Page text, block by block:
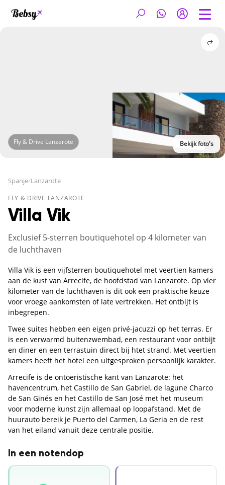
Fly & Drive Lanzarote Bekijk foto's
Spanje/Lanzarote
FLY & DRIVE LANZAROTE
Villa Vik
Exclusief 5-sterren boutiquehotel op 4 kilometer van
de luchthaven
Villa Vik is een vijfsterren boutiquehotel met veertien kamers
aan de kust van Arrecife, de hoofdstad van Lanzarote. Op vier
kilometer van de luchthaven is dit ook een praktische keuze
voor vroege aankomsten of late vertrekken. Het ontbijt is
inbegrepen.
Twee suites hebben een eigen privé-jacuzzi op het terras. Er
is een verwarmd buitenzwembad, een restaurant voor ontbijt
en diner en een terrastuin direct bij htet strand. Met veertien
kamers heeft het hotel een uitgesproken persoonlijk karakter.
Arrecife is de ontoeristische kant van Lanzarote: het
havencentrum, het Castillo de San Gabriel, de lagune Charco
de San Ginés en het Castillo de San José met het museum
voor moderne kunst zijn allemaal op loopafstand. Met de
huurauto bereik je Puerto del Carmen, La Geria en de rest
van het eiland vanuit deze centrale positie.
In een notendop